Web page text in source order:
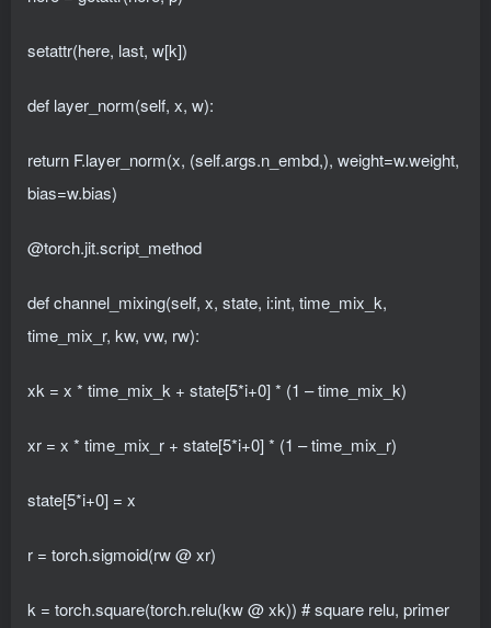
setattr(here, last, w[k])
def layer_norm(self, x, w):
return F.layer_norm(x, (self.args.n_embd,), weight=w.weight,
bias=w.bias)
@torch.jit.script_method
def channel_mixing(self, x, state, i:int, time_mix_k,
time_mix_r, kw, vw, rw):
xk = x * time_mix_k + state[5*i+0] * (1 – time_mix_k)
xr = x * time_mix_r + state[5*i+0] * (1 – time_mix_r)
state[5*i+0] = x
r = torch.sigmoid(rw @ xr)
k = torch.square(torch.relu(kw @ xk)) # square relu, primer